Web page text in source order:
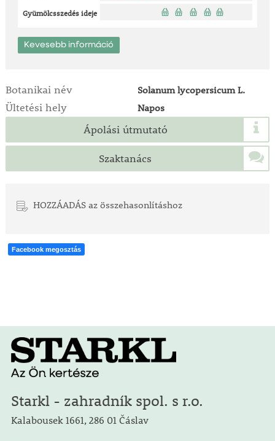
Gyümölcsszedés ideje
Kevesebb információ
Botanikai név Solanum lycopersicum L.
Ültetési hely Napos
Ápolási útmutató
Szaktanács
HOZZÁADÁS az összehasonlításhoz
Facebook megosztás
Starkl - zahradník spol. s r.o.
Kalabousek 1661, 286 01 Čáslav